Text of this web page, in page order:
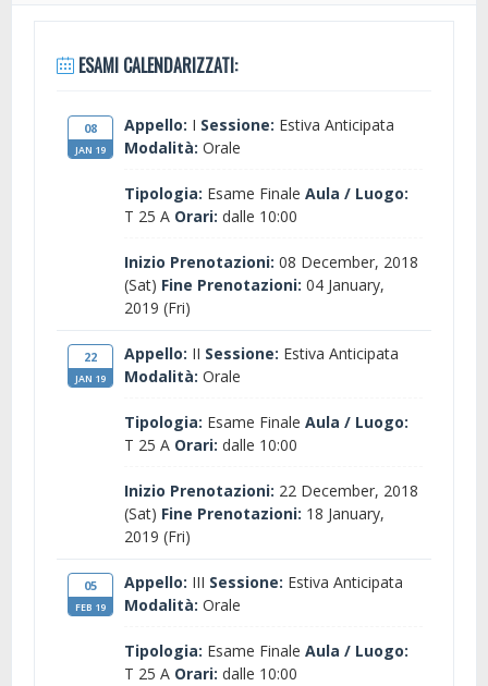
ESAMI CALENDARIZZATI:
08
JAN 19
Appello: I Sessione: Estiva Anticipata
Modalità: Orale
Tipologia: Esame Finale Aula / Luogo:
T 25 A Orari: dalle 10:00
Inizio Prenotazioni: 08 December, 2018
(Sat) Fine Prenotazioni: 04 January,
2019 (Fri)
22
JAN 19
Appello: II Sessione: Estiva Anticipata
Modalità: Orale
Tipologia: Esame Finale Aula / Luogo:
T 25 A Orari: dalle 10:00
Inizio Prenotazioni: 22 December, 2018
(Sat) Fine Prenotazioni: 18 January,
2019 (Fri)
05
FEB 19
Appello: III Sessione: Estiva Anticipata
Modalità: Orale
Tipologia: Esame Finale Aula / Luogo:
T 25 A Orari: dalle 10:00